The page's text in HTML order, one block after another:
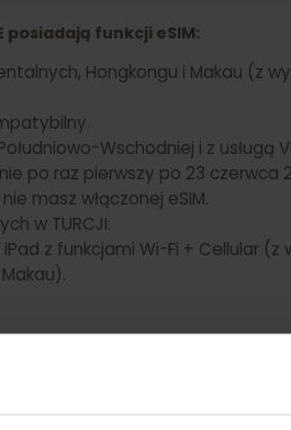
posiadają funkcji eSIM:
Hongkongu i Makau
Południowo-Wschodniej i z
po raz pierwszy po 23
w TURCJI:
iPad z funkcjami Wi-Fi +
Makau).